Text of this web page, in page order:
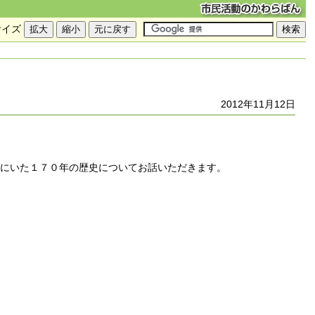
ズ
2012年11月12日
た１７０年の歴史についてお話いただきます。